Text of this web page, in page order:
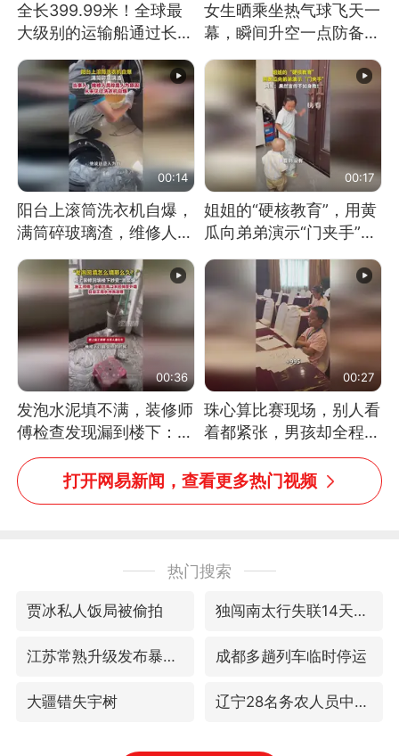
全长399.99米！全球最
大级别的运输船通过长江
女生晒乘坐热气球飞天一
幕，瞬间升空一点防备都
00:14
阳台上滚筒洗衣机自爆，
满筒碎玻璃渣，维修人员
洗衣机自爆
00:17
姐姐的“硬核教育”，用黄
瓜向弟弟演示“门夹手”，
00:36
发泡水泥填不满，装修师
傅检查发现漏到楼下：出
风口未延伸到外墙
00:27
珠心算比赛现场，别人看
着都紧张，男孩却全程气
定神闲、从容作答，最终
拿下冠军。网友：这淡定
的样子，一看就是有实
打开网易新闻，查看更多热门视频
热门搜索
贾冰私人饭局被偷拍 独闯南太行失联14天的女子已找到
江苏常熟升级发布暴雨红色预警 成都多趟列车临时停运
大疆错失宇树 辽宁28名务农人员中暑死亡？官方辟谣